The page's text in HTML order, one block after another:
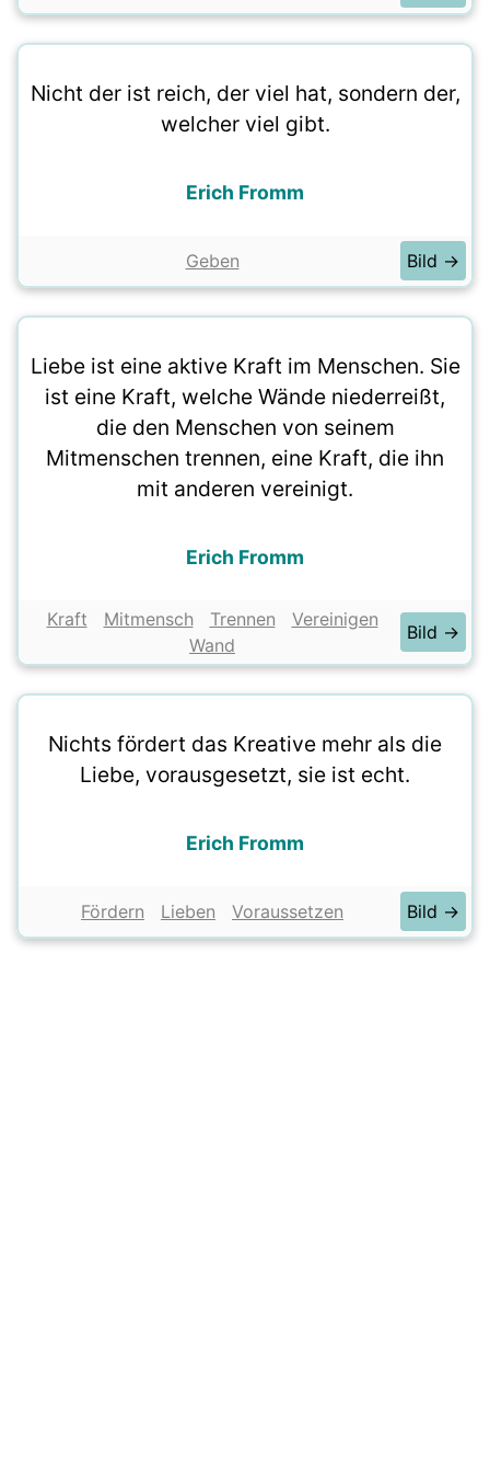
Nicht der ist reich, der viel hat, sondern der,
welcher viel gibt.
Erich Fromm
Geben Bild →
Liebe ist eine aktive Kraft im Menschen. Sie
ist eine Kraft, welche Wände niederreißt,
die den Menschen von seinem
Mitmenschen trennen, eine Kraft, die ihn
mit anderen vereinigt.
Erich Fromm
Kraft Mitmensch Trennen
Vereinigen
Wand
Bild →
Nichts fördert das Kreative mehr als die
Liebe, vorausgesetzt, sie ist echt.
Erich Fromm
Fördern Lieben Voraussetzen Bild →